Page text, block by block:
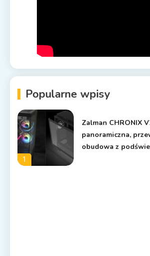
Popularne wpisy
1
Zalman CHRONIX
panoramiczna,
obudowa z